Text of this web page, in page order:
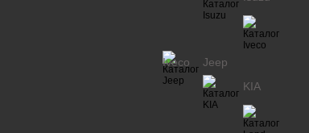
Iveco
Jeep
KIA